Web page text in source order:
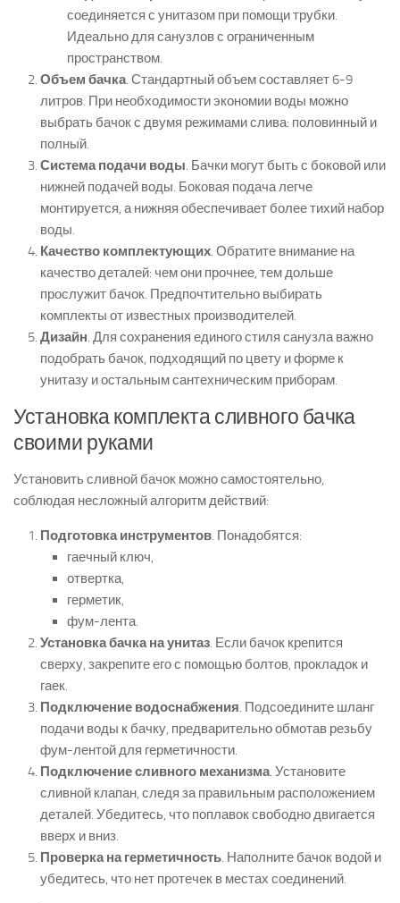
соединяется с унитазом при помощи трубки.
Идеально для санузлов с ограниченным
пространством.
Объем бачка. Стандартный объем составляет 6-9
литров. При необходимости экономии воды можно
выбрать бачок с двумя режимами слива: половинный и
полный.
Система подачи воды. Бачки могут быть с боковой или
нижней подачей воды. Боковая подача легче
монтируется, а нижняя обеспечивает более тихий набор
воды.
Качество комплектующих. Обратите внимание на
качество деталей: чем они прочнее, тем дольше
прослужит бачок. Предпочтительно выбирать
комплекты от известных производителей.
Дизайн. Для сохранения единого стиля санузла важно
подобрать бачок, подходящий по цвету и форме к
унитазу и остальным сантехническим приборам.
Установка комплекта сливного бачка
своими руками
Установить сливной бачок можно самостоятельно,
соблюдая несложный алгоритм действий:
Подготовка инструментов. Понадобятся:
гаечный ключ,
отвертка,
герметик,
фум-лента.
Установка бачка на унитаз. Если бачок крепится
сверху, закрепите его с помощью болтов, прокладок и
гаек.
Подключение водоснабжения. Подсоедините шланг
подачи воды к бачку, предварительно обмотав резьбу
фум-лентой для герметичности.
Подключение сливного механизма. Установите
сливной клапан, следя за правильным расположением
деталей. Убедитесь, что поплавок свободно двигается
вверх и вниз.
Проверка на герметичность. Наполните бачок водой и
убедитесь, что нет протечек в местах соединений.